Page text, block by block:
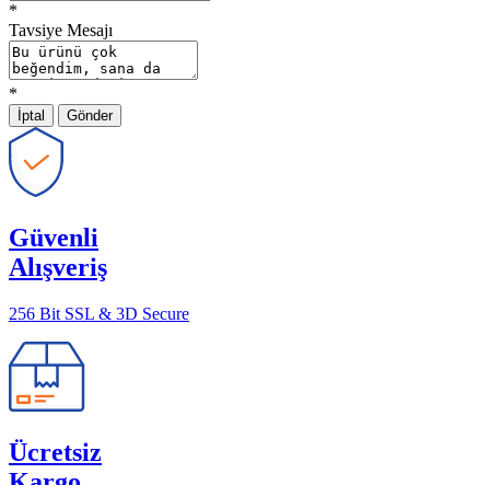
*
Tavsiye Mesajı
*
İptal Gönder
Güvenli
Alışveriş
256 Bit SSL & 3D Secure
Ücretsiz